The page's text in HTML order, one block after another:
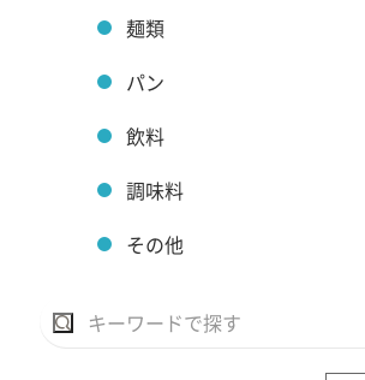
麺類
パン
飲料
調味料
その他